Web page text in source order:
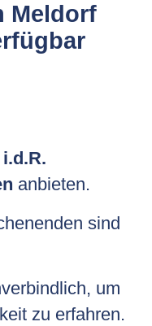
Meldorf
anbieten.
sind
um
zu erfahren.